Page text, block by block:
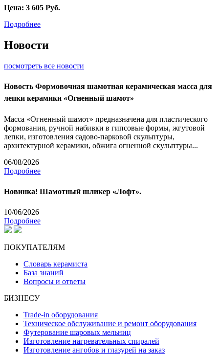
Цена: 3 605 Руб.
Подробнее
Новости
посмотреть все новости
Новость Формовочная шамотная керамическая масса для
лепки керамики «Огненный шамот»
Масса «Огненный шамот» предназначена для пластического
формования, ручной набивки в гипсовые формы, жгутовой
лепки, изготовления садово-парковой скульптуры,
архитектурной керамики, обжига огненной скульптуры...
06/08/2026
Подробнее
Новинка! Шамотный шликер «Лофт».
10/06/2026
Подробнее
ПОКУПАТЕЛЯМ
Словарь керамиста
База знаний
Вопросы и ответы
БИЗНЕСУ
Trade-in оборудования
Техническое обслуживание и ремонт оборудования
Футерование шаровых мельниц
Изготовление нагревательных спиралей
Изготовление ангобов и глазурей на заказ